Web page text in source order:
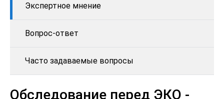
Экспертное мнение
Вопрос-ответ
Часто задаваемые вопросы
Обследование перед ЭКО -